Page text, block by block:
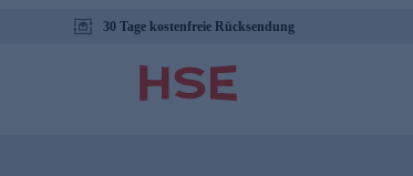
30 Tage kostenfreie Rücksendung